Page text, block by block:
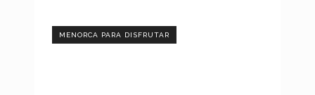
MENORCA PARA DISFRUTAR